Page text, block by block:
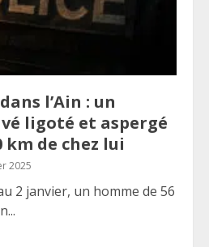
l’Ain : un
ligoté et aspergé
km de chez lui
2025
2 janvier, un homme de 56